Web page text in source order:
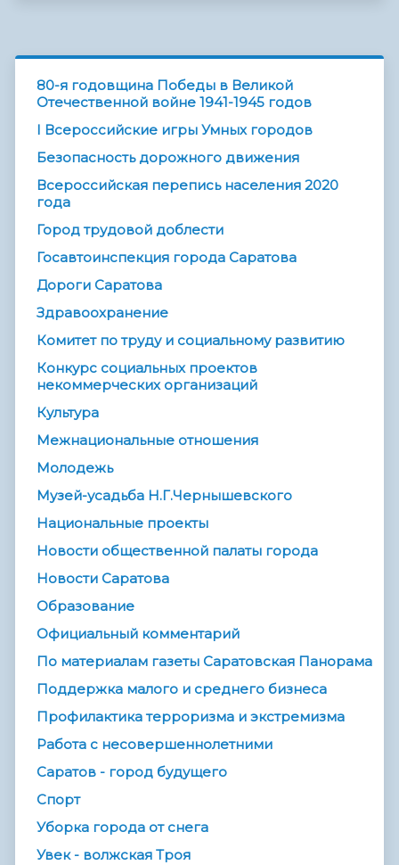
80-я годовщина Победы в Великой
Отечественной войне 1941-1945 годов
I Всероссийские игры Умных городов
Безопасность дорожного движения
Всероссийская перепись населения 2020
года
Город трудовой доблести
Госавтоинспекция города Саратова
Дороги Саратова
Здравоохранение
Комитет по труду и социальному развитию
Конкурс социальных проектов
некоммерческих организаций
Культура
Межнациональные отношения
Молодежь
Музей-усадьба Н.Г.Чернышевского
Национальные проекты
Новости общественной палаты города
Новости Саратова
Образование
Официальный комментарий
По материалам газеты Саратовская Панорама
Поддержка малого и среднего бизнеса
Профилактика терроризма и экстремизма
Работа с несовершеннолетними
Саратов - город будущего
Спорт
Уборка города от снега
Увек - волжская Троя